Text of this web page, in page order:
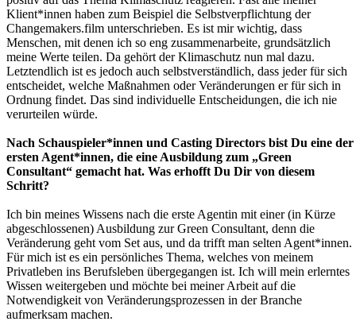
Klient*innen haben zum Beispiel die Selbstverpflichtung der
Changemakers.film unterschrieben. Es ist mir wichtig, dass
Menschen, mit denen ich so eng zusammenarbeite, grundsätzlich
meine Werte teilen. Da gehört der Klimaschutz nun mal dazu.
Letztendlich ist es jedoch auch selbstverständlich, dass jeder für sich
entscheidet, welche Maßnahmen oder Veränderungen er für sich in
Ordnung findet. Das sind individuelle Entscheidungen, die ich nie
verurteilen würde.
Nach Schauspieler*innen und Casting Directors bist Du eine der
ersten Agent*innen, die eine Ausbildung zum „Green
Consultant“ gemacht hat. Was erhofft Du Dir von diesem
Schritt?
Ich bin meines Wissens nach die erste Agentin mit einer (in Kürze
abgeschlossenen) Ausbildung zur Green Consultant, denn die
Veränderung geht vom Set aus, und da trifft man selten Agent*innen.
Für mich ist es ein persönliches Thema, welches von meinem
Privatleben ins Berufsleben übergegangen ist. Ich will mein erlerntes
Wissen weitergeben und möchte bei meiner Arbeit auf die
Notwendigkeit von Veränderungsprozessen in der Branche
aufmerksam machen.